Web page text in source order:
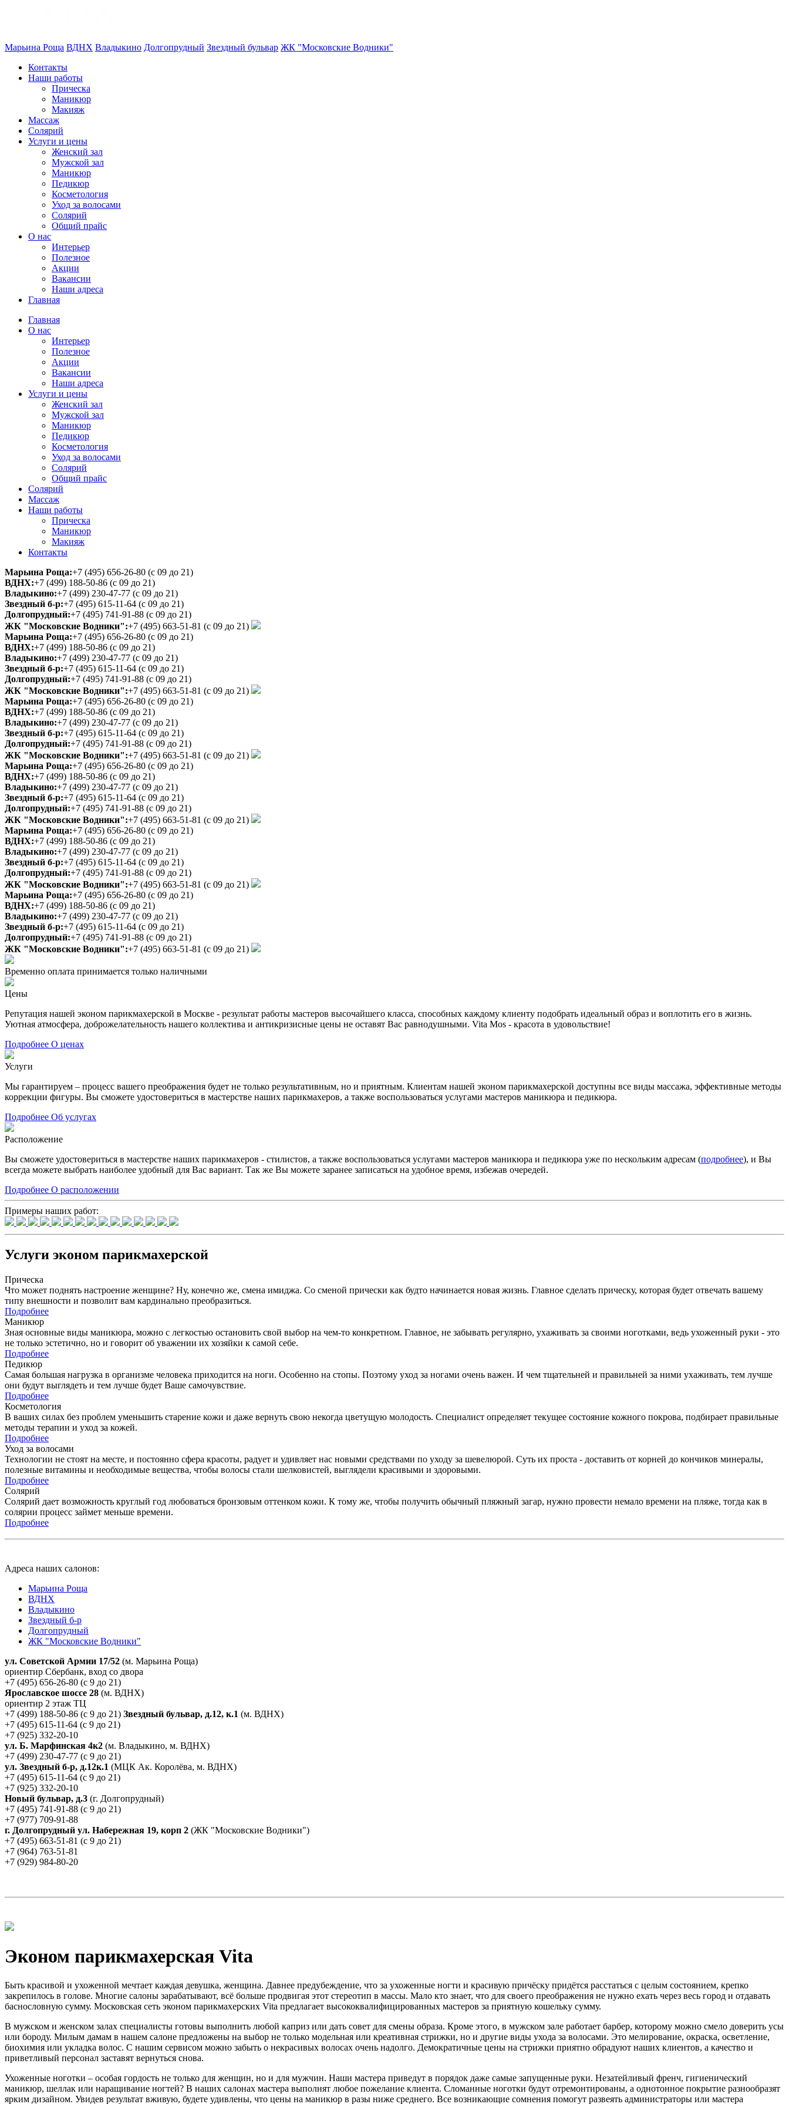
Марьина Роща ВДНХ Владыкино Долгопрудный Звездный бульвар ЖК "Московские Водники"
Контакты
Наши работы
Прическа
Маникюр
Макияж
Массаж
Солярий
Услуги и цены
Женский зал
Мужской зал
Маникюр
Педикюр
Косметология
Уход за волосами
Солярий
Общий прайс
О нас
Интерьер
Полезное
Акции
Вакансии
Наши адреса
Главная
Главная
О нас
Интерьер
Полезное
Акции
Вакансии
Наши адреса
Услуги и цены
Женский зал
Мужской зал
Маникюр
Педикюр
Косметология
Уход за волосами
Солярий
Общий прайс
Солярий
Массаж
Наши работы
Прическа
Маникюр
Макияж
Контакты
Марьина Роща:+7 (495) 656-26-80 (с 09 до 21)
ВДНХ:+7 (499) 188-50-86 (с 09 до 21)
Владыкино:+7 (499) 230-47-77 (с 09 до 21)
Звездный б-р:+7 (495) 615-11-64 (с 09 до 21)
Долгопрудный:+7 (495) 741-91-88 (с 09 до 21)
ЖК "Московские Водники":+7 (495) 663-51-81 (с 09 до 21)
Марьина Роща:+7 (495) 656-26-80 (с 09 до 21)
ВДНХ:+7 (499) 188-50-86 (с 09 до 21)
Владыкино:+7 (499) 230-47-77 (с 09 до 21)
Звездный б-р:+7 (495) 615-11-64 (с 09 до 21)
Долгопрудный:+7 (495) 741-91-88 (с 09 до 21)
ЖК "Московские Водники":+7 (495) 663-51-81 (с 09 до 21)
Марьина Роща:+7 (495) 656-26-80 (с 09 до 21)
ВДНХ:+7 (499) 188-50-86 (с 09 до 21)
Владыкино:+7 (499) 230-47-77 (с 09 до 21)
Звездный б-р:+7 (495) 615-11-64 (с 09 до 21)
Долгопрудный:+7 (495) 741-91-88 (с 09 до 21)
ЖК "Московские Водники":+7 (495) 663-51-81 (с 09 до 21)
Марьина Роща:+7 (495) 656-26-80 (с 09 до 21)
ВДНХ:+7 (499) 188-50-86 (с 09 до 21)
Владыкино:+7 (499) 230-47-77 (с 09 до 21)
Звездный б-р:+7 (495) 615-11-64 (с 09 до 21)
Долгопрудный:+7 (495) 741-91-88 (с 09 до 21)
ЖК "Московские Водники":+7 (495) 663-51-81 (с 09 до 21)
Марьина Роща:+7 (495) 656-26-80 (с 09 до 21)
ВДНХ:+7 (499) 188-50-86 (с 09 до 21)
Владыкино:+7 (499) 230-47-77 (с 09 до 21)
Звездный б-р:+7 (495) 615-11-64 (с 09 до 21)
Долгопрудный:+7 (495) 741-91-88 (с 09 до 21)
ЖК "Московские Водники":+7 (495) 663-51-81 (с 09 до 21)
Марьина Роща:+7 (495) 656-26-80 (с 09 до 21)
ВДНХ:+7 (499) 188-50-86 (с 09 до 21)
Владыкино:+7 (499) 230-47-77 (с 09 до 21)
Звездный б-р:+7 (495) 615-11-64 (с 09 до 21)
Долгопрудный:+7 (495) 741-91-88 (с 09 до 21)
ЖК "Московские Водники":+7 (495) 663-51-81 (с 09 до 21)
Временно оплата принимается только наличными
Цены
Репутация нашей эконом парикмахерской в Москве - результат работы мастеров высочайшего класса, способных каждому клиенту подобрать идеальный образ и воплотить его в жизнь.
Уютная атмосфера, доброжелательность нашего коллектива и антикризисные цены не оставят Вас равнодушными. Vita Mos - красота в удовольствие!
Подробнее О ценах
Услуги
Мы гарантируем – процесс вашего преображения будет не только результативным, но и приятным. Клиентам нашей эконом парикмахерской доступны все виды массажа, эффективные методы
коррекции фигуры. Вы сможете удостовериться в мастерстве наших парикмахеров, а также воспользоваться услугами мастеров маникюра и педикюра.
Подробнее Об услугах
Расположение
Вы сможете удостовериться в мастерстве наших парикмахеров - стилистов, а также воспользоваться услугами мастеров маникюра и педикюра уже по нескольким адресам (подробнее), и Вы
всегда можете выбрать наиболее удобный для Вас вариант. Так же Вы можете заранее записаться на удобное время, избежав очередей.
Подробнее О расположении
Примеры наших работ:
Услуги эконом парикмахерской
Прическа
Что может поднять настроение женщине? Ну, конечно же, смена имиджа. Со сменой прически как будто начинается новая жизнь. Главное сделать прическу, которая будет отвечать вашему
типу внешности и позволит вам кардинально преобразиться.
Подробнее
Маникюр
Зная основные виды маникюра, можно с легкостью остановить свой выбор на чем-то конкретном. Главное, не забывать регулярно, ухаживать за своими ноготками, ведь ухоженный руки - это
не только эстетично, но и говорит об уважении их хозяйки к самой себе.
Подробнее
Педикюр
Самая большая нагрузка в организме человека приходится на ноги. Особенно на стопы. Поэтому уход за ногами очень важен. И чем тщательней и правильней за ними ухаживать, тем лучше
они будут выглядеть и тем лучше будет Ваше самочувствие.
Подробнее
Косметология
В ваших силах без проблем уменьшить старение кожи и даже вернуть свою некогда цветущую молодость. Специалист определяет текущее состояние кожного покрова, подбирает правильные
методы терапии и уход за кожей.
Подробнее
Уход за волосами
Технологии не стоят на месте, и постоянно сфера красоты, радует и удивляет нас новыми средствами по уходу за шевелюрой. Суть их проста - доставить от корней до кончиков минералы,
полезные витамины и необходимые вещества, чтобы волосы стали шелковистей, выглядели красивыми и здоровыми.
Подробнее
Солярий
Солярий дает возможность круглый год любоваться бронзовым оттенком кожи. К тому же, чтобы получить обычный пляжный загар, нужно провести немало времени на пляже, тогда как в
солярии процесс займет меньше времени.
Подробнее
Адреса наших салонов:
Марьина Роща
ВДНХ
Владыкино
Звездный б-р
Долгопрудный
ЖК "Московские Водники"
ул. Советской Армии 17/52 (м. Марьина Роща)
ориентир Сбербанк, вход со двора
+7 (495) 656-26-80 (с 9 до 21)
Ярославское шоссе 28 (м. ВДНХ)
ориентир 2 этаж ТЦ
+7 (499) 188-50-86 (с 9 до 21) Звездный бульвар, д.12, к.1 (м. ВДНХ)
+7 (495) 615-11-64 (с 9 до 21)
+7 (925) 332-20-10
ул. Б. Марфинская 4к2 (м. Владыкино, м. ВДНХ)
+7 (499) 230-47-77 (с 9 до 21)
ул. Звездный б-р, д.12к.1 (МЦК Ак. Королёва, м. ВДНХ)
+7 (495) 615-11-64 (с 9 до 21)
+7 (925) 332-20-10
Новый бульвар, д.3 (г. Долгопрудный)
+7 (495) 741-91-88 (с 9 до 21)
+7 (977) 709-91-88
г. Долгопрудный ул. Набережная 19, корп 2 (ЖК "Московские Водники")
+7 (495) 663-51-81 (с 9 до 21)
+7 (964) 763-51-81
+7 (929) 984-80-20
Эконом парикмахерская Vita
Быть красивой и ухоженной мечтает каждая девушка, женщина. Давнее предубеждение, что за ухоженные ногти и красивую причёску придётся расстаться с целым состоянием, крепко
закрепилось в голове. Многие салоны зарабатывают, всё больше продвигая этот стереотип в массы. Мало кто знает, что для своего преображения не нужно ехать через весь город и отдавать
баснословную сумму. Московская сеть эконом парикмахерских Vita предлагает высококвалифицированных мастеров за приятную кошельку сумму.
В мужском и женском залах специалисты готовы выполнить любой каприз или дать совет для смены образа. Кроме этого, в мужском зале работает барбер, которому можно смело доверить усы
или бороду. Милым дамам в нашем салоне предложены на выбор не только модельная или креативная стрижки, но и другие виды ухода за волосами. Это мелирование, окраска, осветление,
биохимия или укладка волос. С нашим сервисом можно забыть о некрасивых волосах очень надолго. Демократичные цены на стрижки приятно обрадуют наших клиентов, а качество и
приветливый персонал заставят вернуться снова.
Ухоженные ноготки – особая гордость не только для женщин, но и для мужчин. Наши мастера приведут в порядок даже самые запущенные руки. Незатейливый френч, гигиенический
маникюр, шеллак или наращивание ногтей? В наших салонах мастера выполнят любое пожелание клиента. Сломанные ноготки будут отремонтированы, а однотонное покрытие разнообразят
ярким дизайном. Увидев результат вживую, будете удивлены, что цены на маникюр в разы ниже среднего. Все возникающие сомнения помогут развеять администраторы или мастера